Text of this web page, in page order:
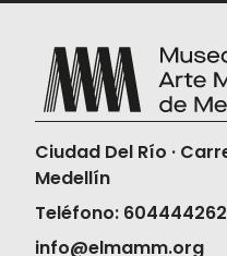
Ciudad Del Río ·
Medellín
Teléfono:
info@elmamm.org